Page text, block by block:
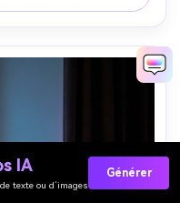
IA
texte ou d’images
Générer